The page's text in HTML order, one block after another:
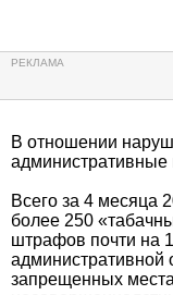
В отношении
административные
Всего за 4 месяца
более 250
штрафов почти на
административной
запрещенных